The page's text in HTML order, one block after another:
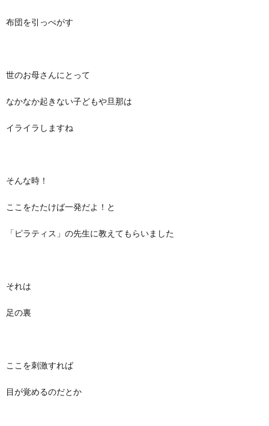
布団を引っぺがす
世のお母さんにとって
なかなか起きない子どもや旦那は
イライラしますね
そんな時！
ここをたたけば一発だよ！と
「ピラティス」の先生に教えてもらいました
それは
足の裏
ここを刺激すれば
目が覚めるのだとか